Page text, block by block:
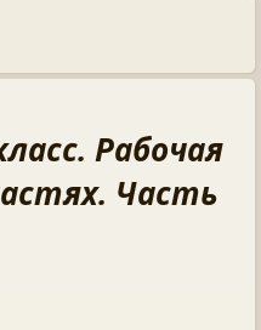
Рабочая
Часть